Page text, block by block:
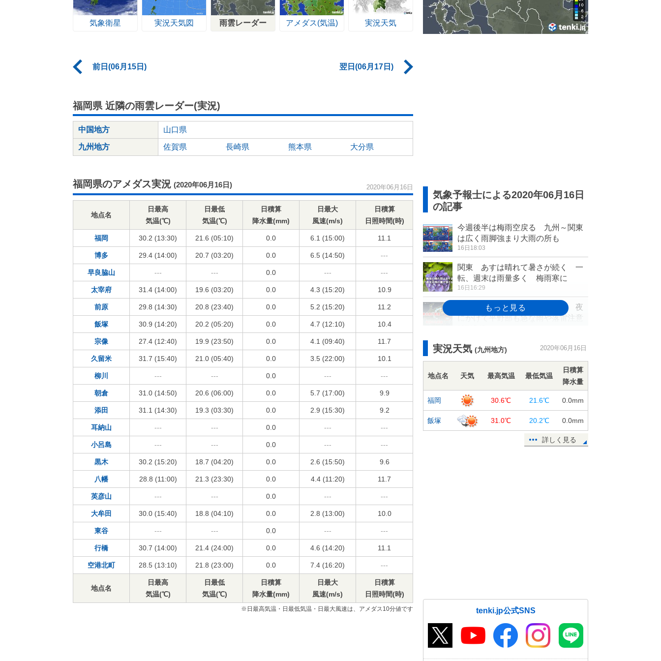
気象衛星 実況天気図 雨雲レーダー アメダス(気温) 実況天気
前日(06月15日) 翌日(06月17日)
福岡県 近隣の雨雲レーダー(実況)
中国地方 山口県
九州地方 佐賀県 長崎県 熊本県 大分県
福岡県のアメダス実況 (2020年06月16日) 2020年06月16日
地点名
日最高
気温(℃)
日最低
気温(℃)
日積算
降水量(mm)
日最大
風速(m/s)
日積算
日照時間(時)
福岡 30.2 (13:30) 21.6 (05:10) 0.0 6.1 (15:00) 11.1
博多 29.4 (14:00) 20.7 (03:20) 0.0 6.5 (14:50) ---
早良脇山 --- --- 0.0 --- ---
太宰府 31.4 (14:00) 19.6 (03:20) 0.0 4.3 (15:20) 10.9
前原 29.8 (14:30) 20.8 (23:40) 0.0 5.2 (15:20) 11.2
飯塚 30.9 (14:20) 20.2 (05:20) 0.0 4.7 (12:10) 10.4
宗像 27.4 (12:40) 19.9 (23:50) 0.0 4.1 (09:40) 11.7
久留米 31.7 (15:40) 21.0 (05:40) 0.0 3.5 (22:00) 10.1
柳川 --- --- 0.0 --- ---
朝倉 31.0 (14:50) 20.6 (06:00) 0.0 5.7 (17:00) 9.9
添田 31.1 (14:30) 19.3 (03:30) 0.0 2.9 (15:30) 9.2
耳納山 --- --- 0.0 --- ---
小呂島 --- --- 0.0 --- ---
黒木 30.2 (15:20) 18.7 (04:20) 0.0 2.6 (15:50) 9.6
八幡 28.8 (11:00) 21.3 (23:30) 0.0 4.4 (11:20) 11.7
英彦山 --- --- 0.0 --- ---
大牟田 30.0 (15:40) 18.8 (04:10) 0.0 2.8 (13:00) 10.0
東谷 --- --- 0.0 --- ---
行橋 30.7 (14:00) 21.4 (24:00) 0.0 4.6 (14:20) 11.1
空港北町 28.5 (13:10) 21.8 (23:00) 0.0 7.4 (16:20) ---
地点名
日最高
気温(℃)
日最低
気温(℃)
日積算
降水量(mm)
日最大
風速(m/s)
日積算
日照時間(時)
※日最高気温・日最低気温・日最大風速は、アメダス10分値です
気象予報士による2020年06月16日
の記事
今週後半は梅雨空戻る 九州～関東
は広く雨脚強まり大雨の所も
16日18:03
関東 あすは晴れて暑さが続く 一
転、週末は雨量多く 梅雨寒に
16日16:29
関東北部に雷雲 都内にも雨雲 夜
にかけて平野部も急な雨や落雷注意
東北 きのう以上に激しい雷雨・竜
ここ1週間の地震回数 きょうは朝ま
でに震度3が2回発生
16日12:08
週間 金曜は梅雨前線の活動活発
大雨に警戒 空気ひんやり
実況天気 (九州地方) 2020年06月16日
地点名 天気 最高気温 最低気温
日積算
降水量
福岡 30.6℃ 21.6℃ 0.0mm
飯塚 31.0℃ 20.2℃ 0.0mm
詳しく見る
tenki.jp公式SNS